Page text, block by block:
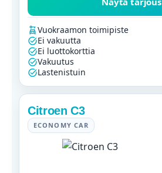
Vuokraamon toimipiste
Ei vakuutta
Ei luottokorttia
Vakuutus
Lastenistuin
Citroen C3
ECONOMY CAR